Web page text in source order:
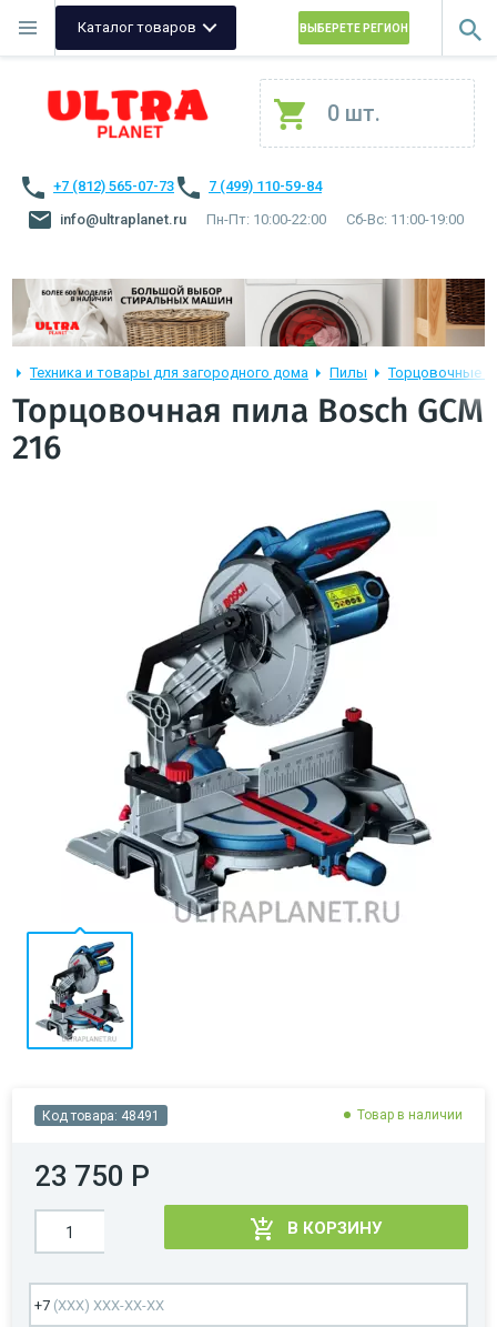
Каталог товаров ВЫБЕРЕТЕ РЕГИОН
0 шт.
+7 (812) 565-07-73
7 (499) 110-59-84
info@ultraplanet.ru
Пн-Пт: 10:00-22:00 Сб-Вс: 11:00-19:00
Техника и товары для загородного дома Пилы Торцовочные
Торцовочная пила Bosch GCM
216
Код товара: 48491 Товар в наличии
23 750 Р
В КОРЗИНУ